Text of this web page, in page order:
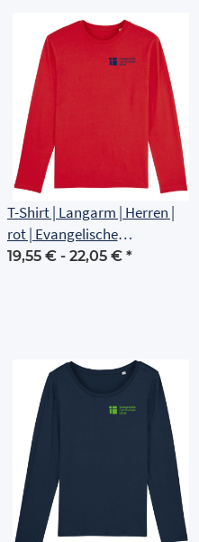
T-Shirt | Langarm | Herren |
rot | Evangelische
Grundschule Erfurt
19,55 € - 22,05 € *